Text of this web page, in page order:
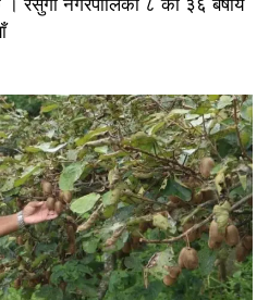
। रेसुंगा नगरपालिका ८ की ३६ बर्षीय